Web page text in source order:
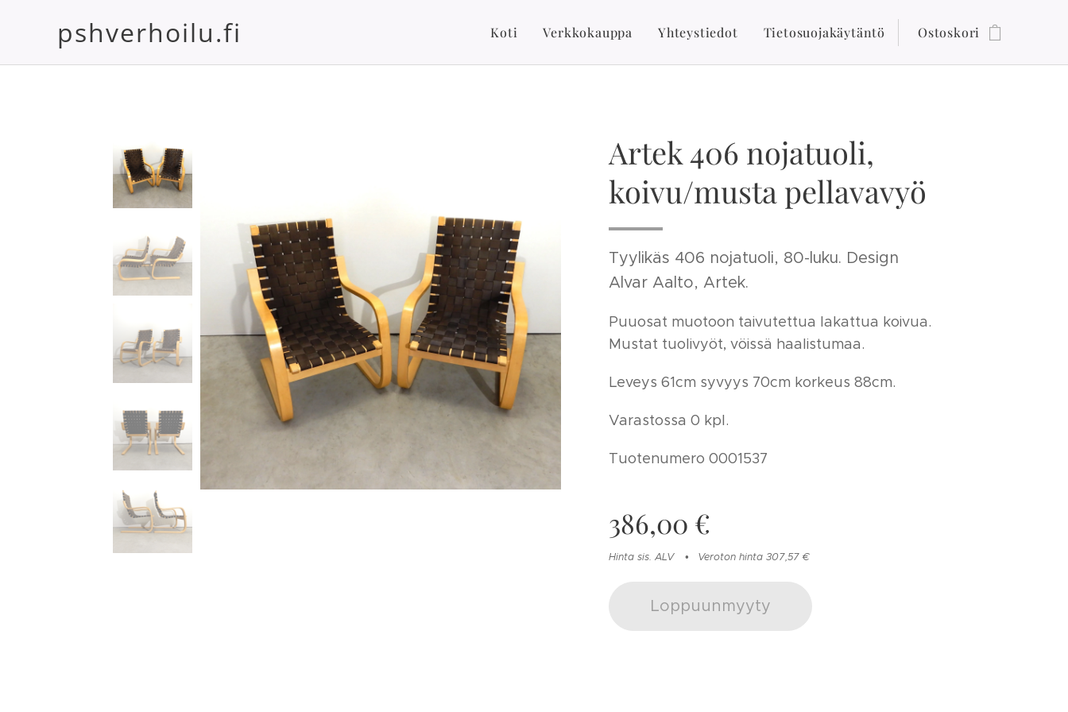
pshverhoilu.fi Koti Verkkokauppa Yhteystiedot Tietosuojakäytäntö Ostoskori
Artek 406 nojatuoli,
koivu/musta pellavavyö
Tyylikäs 406 nojatuoli, 80-luku. Design
Alvar Aalto, Artek.
Puuosat muotoon taivutettua lakattua koivua.
Mustat tuolivyöt, vöissä haalistumaa.
Leveys 61cm syvyys 70cm korkeus 88cm.
Varastossa 0 kpl.
Tuotenumero 0001537
386,00 €
Hinta sis. ALV Veroton hinta 307,57 €
Loppuunmyyty